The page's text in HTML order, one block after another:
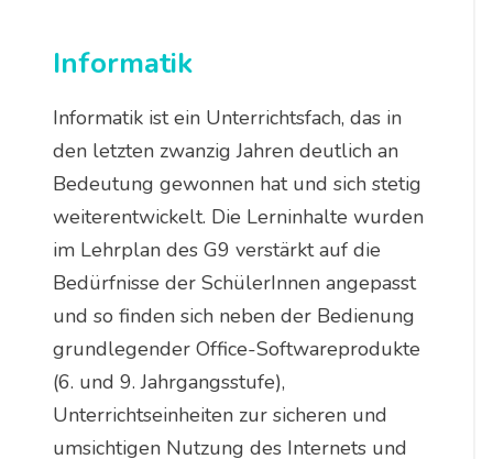
Informatik
Informatik ist ein Unterrichtsfach, das in
den letzten zwanzig Jahren deutlich an
Bedeutung gewonnen hat und sich stetig
weiterentwickelt. Die Lerninhalte wurden
im Lehrplan des G9 verstärkt auf die
Bedürfnisse der SchülerInnen angepasst
und so finden sich neben der Bedienung
grundlegender Office-Softwareprodukte
(6. und 9. Jahrgangsstufe),
Unterrichtseinheiten zur sicheren und
umsichtigen Nutzung des Internets und